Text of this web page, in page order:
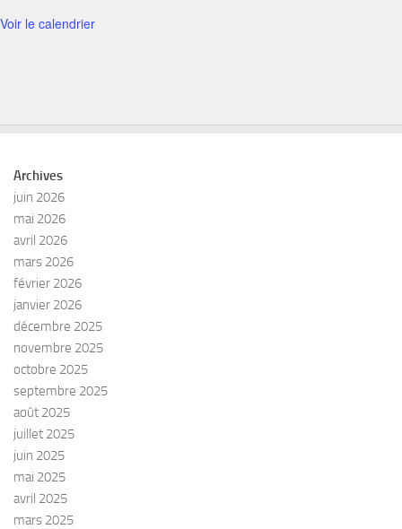
Voir le calendrier
Archives
juin 2026
mai 2026
avril 2026
mars 2026
février 2026
janvier 2026
décembre 2025
novembre 2025
octobre 2025
septembre 2025
août 2025
juillet 2025
juin 2025
mai 2025
avril 2025
mars 2025